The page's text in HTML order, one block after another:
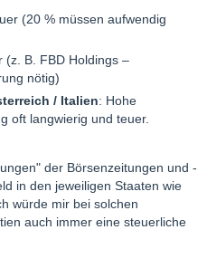
(20 % müssen aufwendig
(z. B. FBD Holdings –
nötig)
/ Italien: Hohe
oft langwierig und teuer.
der Börsenzeitungen und -
in den jeweiligen Staaten wie
würde mir bei solchen
auch immer eine steuerliche